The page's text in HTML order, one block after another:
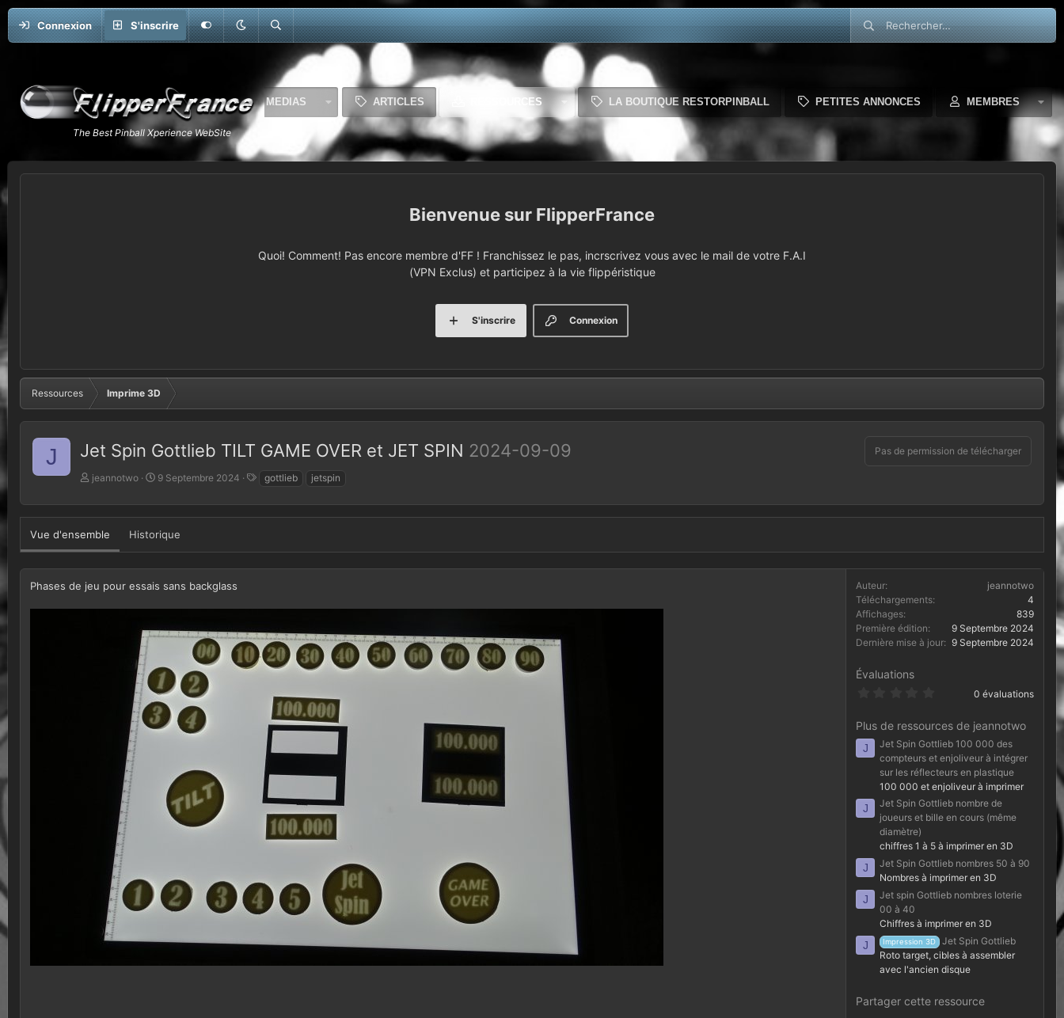
Connexion S'inscrire
FORUMS QUOI DE NEUF MEDIAS ARTICLES RESSOURCES LA BOUTIQUE RESTORPINBALL PETITES ANNONCES MEMBRES
FlipperFrance
Quoi! Comment! Pas encore membre d'FF ! Franchissez le pas, incrscrivez vous avec le mail de votre F.A.I
(VPN Exclus) et participez à la vie flippéristique
Connexion
S'inscrire
Ressources Imprime 3D
J Jet Spin Gottlieb TILT GAME OVER et JET SPIN 2024-09-09 Pas de permission de télécharger
A
t
e
u
r
jeannotwo
D
t
e
d
é
i
9 Septembre 2024
g
s
gottlieb jetspin
Vue d'ensemble Historique
Phases de jeu pour essais sans backglass Auteur
jeannotwo
Téléchargements
4
Affichages
839
Première édition
9 Septembre 2024
Dernière mise à jour
9 Septembre 2024
Évaluations
0
t
o
i
l
e
(
s
)
0 évaluations
Plus de ressources de jeannotwo
J
Jet Spin Gottlieb 100 000 des
compteurs et enjoliveur à intégrer
sur les réflecteurs en plastique
100 000 et enjoliveur à imprimer
J
Jet Spin Gottlieb nombre de
joueurs et bille en cours (même
diamètre)
chiffres 1 à 5 à imprimer en 3D
J
Jet Spin Gottlieb nombres 50 à 90
Nombres à imprimer en 3D
J
Jet spin Gottlieb nombres loterie
00 à 40
Chiffres à imprimer en 3D
J Impression 3D
Jet Spin Gottlieb
Roto target, cibles à assembler
avec l'ancien disque
Partager cette ressource